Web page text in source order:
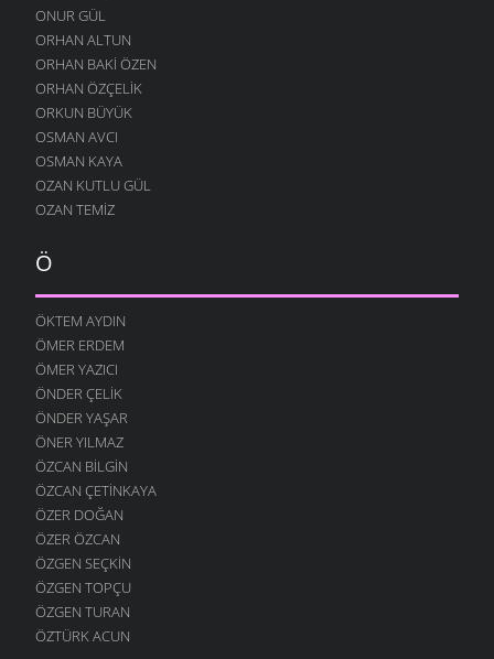
DINLE BENI OĞULCAN
11 OCAK 2009
FILISTIN İÇIN UYAN
7 OCAK 2009
AĞLARDI
7 OCAK 2009
KÖYÜMÜ TANI
7 OCAK 2009
ONUR GÜL
ORHAN ALTUN
ORHAN BAKI ÖZEN
ORHAN ÖZÇELIK
ORKUN BÜYÜK
OSMAN AVCI
OSMAN KAYA
OZAN KUTLU GÜL
OZAN TEMIZ
Ö
ÖKTEM AYDIN
ÖMER ERDEM
ÖMER YAZICI
ÖNDER ÇELIK
ÖNDER YAŞAR
ÖNER YILMAZ
ÖZCAN BILGIN
ÖZCAN ÇETINKAYA
ÖZER DOĞAN
ÖZER ÖZCAN
ÖZGEN SEÇKIN
ÖZGEN TOPÇU
ÖZGEN TURAN
ÖZTÜRK ACUN